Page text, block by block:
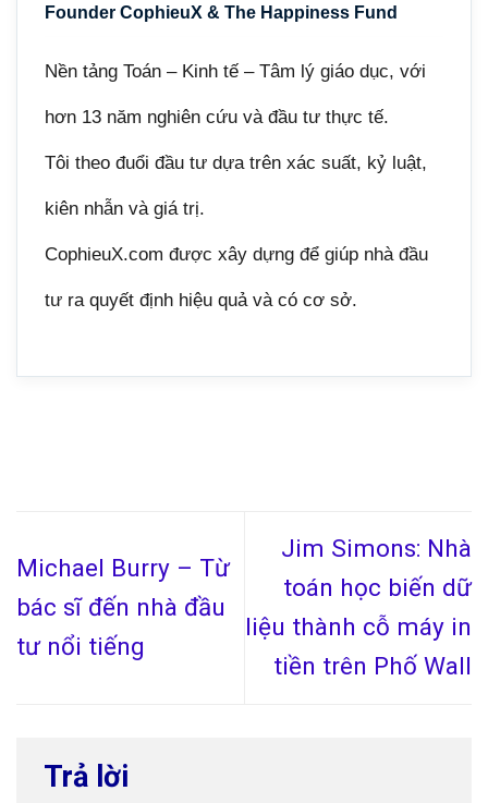
Founder CophieuX & The Happiness Fund
Nền tảng Toán – Kinh tế – Tâm lý giáo dục, với
hơn 13 năm nghiên cứu và đầu tư thực tế.
Tôi theo đuổi đầu tư dựa trên xác suất, kỷ luật,
kiên nhẫn và giá trị.
CophieuX.com được xây dựng để giúp nhà đầu
tư ra quyết định hiệu quả và có cơ sở.
Michael Burry – Từ
bác sĩ đến nhà đầu
tư nổi tiếng
Jim Simons: Nhà
toán học biến dữ
liệu thành cỗ máy in
tiền trên Phố Wall
Trả lời